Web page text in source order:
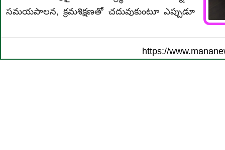
సమయపాలన, క్రమశిక్షణతో చదువుకుంటూ ఎప్పుడూ
https://